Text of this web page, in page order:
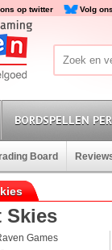
op twitter Volg
BORDSPELLEN
Board
Skies
Games